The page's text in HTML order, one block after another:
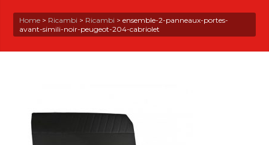
Home > Ricambi > Ricambi >ensemble-2-panneaux-portes-
avant-simili-noir-peugeot-204-cabriolet